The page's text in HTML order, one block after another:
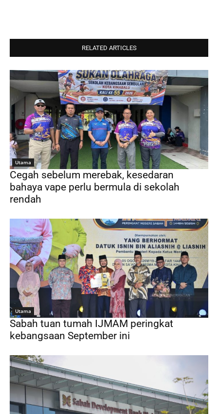
RELATED ARTICLES
Utama
Cegah sebelum merebak, kesedaran
bahaya vape perlu bermula di sekolah
rendah
Utama
Sabah tuan tumah IJMAM peringkat
kebangsaan September ini